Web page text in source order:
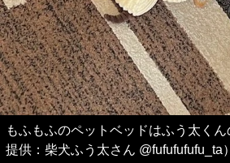
もふもふのペットベッドはふう太く
提供：柴犬ふう太さん @fufufufufu_ta）